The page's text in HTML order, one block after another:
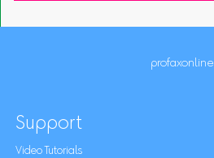
profaxonline
Support
Video Tutorials